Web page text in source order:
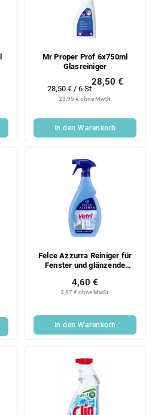
Mr Proper Prof 6x750ml
Glasreiniger
23,95 € ohne MwSt.
28,50 €
Verkaufspreis:
28,50 € / 6 St
In den Warenkorb
Felce Azzurra Reiniger für
Fenster und glänzende
ml
3,87 € ohne MwSt.
4,60 €
In den Warenkorb